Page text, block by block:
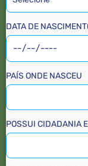
DATA DE
PAÍS ONDE NASCEU
POSSUI CIDADANIA